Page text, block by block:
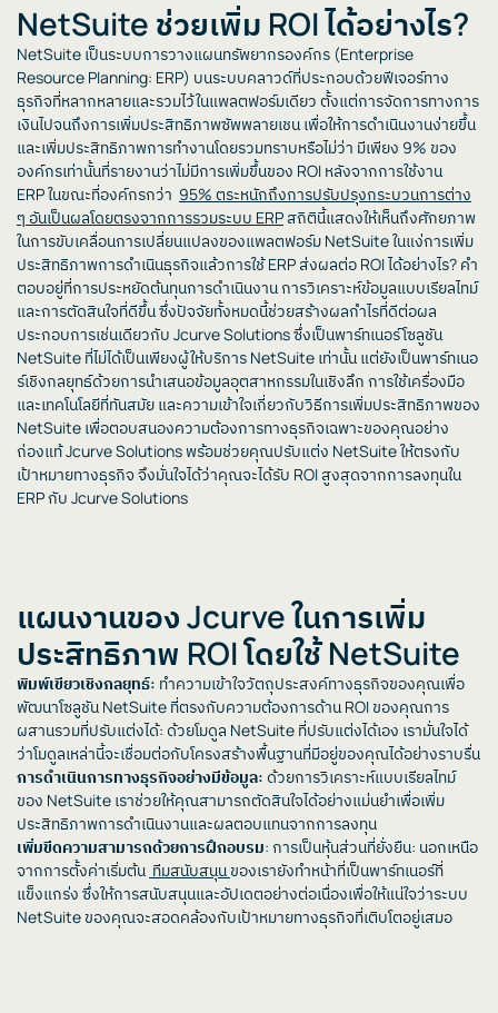
NetSuite ช่วยเพิ่ม ROI ได้อย่างไร?
NetSuite เป็นระบบการวางแผนทรัพยากรองค์กร (Enterprise
Resource Planning: ERP) บนระบบคลาวด์ที่ประกอบด้วยฟีเจอร์ทาง
ธุรกิจที่หลากหลายและรวมไว้ในแพลตฟอร์มเดียว ตั้งแต่การจัดการทางการ
เงินไปจนถึงการเพิ่มประสิทธิภาพซัพพลายเชน เพื่อให้การดำเนินงานง่ายขึ้น
และเพิ่มประสิทธิภาพการทำงานโดยรวมทราบหรือไม่ว่า มีเพียง 9% ของ
องค์กรเท่านั้นที่รายงานว่าไม่มีการเพิ่มขึ้นของ ROI หลังจากการใช้งาน
ERP ในขณะที่องค์กรกว่า 95% ตระหนักถึงการปรับปรุงกระบวนการต่าง
ๆ อันเป็นผลโดยตรงจากการรวมระบบ ERP สถิตินี้แสดงให้เห็นถึงศักยภาพ
ในการขับเคลื่อนการเปลี่ยนแปลงของแพลตฟอร์ม NetSuite ในแง่การเพิ่ม
ประสิทธิภาพการดำเนินธุรกิจแล้วการใช้ ERP ส่งผลต่อ ROI ได้อย่างไร? คำ
ตอบอยู่ที่การประหยัดต้นทุนการดำเนินงาน การวิเคราะห์ข้อมูลแบบเรียลไทม์
และการตัดสินใจที่ดีขึ้น ซึ่งปัจจัยทั้งหมดนี้ช่วยสร้างผลกำไรที่ดีต่อผล
ประกอบการเช่นเดียวกับ Jcurve Solutions ซึ่งเป็นพาร์ทเนอร์โซลูชัน
NetSuite ที่ไม่ได้เป็นเพียงผู้ให้บริการ NetSuite เท่านั้น แต่ยังเป็นพาร์ทเนอ
ร์เชิงกลยุทธ์ด้วยการนำเสนอข้อมูลอุตสาหกรรมในเชิงลึก การใช้เครื่องมือ
และเทคโนโลยีที่ทันสมัย และความเข้าใจเกี่ยวกับวิธีการเพิ่มประสิทธิภาพของ
NetSuite เพื่อตอบสนองความต้องการทางธุรกิจเฉพาะของคุณอย่าง
ถ่องแท้ Jcurve Solutions พร้อมช่วยคุณปรับแต่ง NetSuite ให้ตรงกับ
เป้าหมายทางธุรกิจ จึงมั่นใจได้ว่าคุณจะได้รับ ROI สูงสุดจากการลงทุนใน
ERP กับ Jcurve Solutions
แผนงานของ Jcurve ในการเพิ่ม
ประสิทธิภาพ ROI โดยใช้ NetSuite
พิมพ์เขียวเชิงกลยุทธ์: ทำความเข้าใจวัตถุประสงค์ทางธุรกิจของคุณเพื่อ
พัฒนาโซลูชัน NetSuite ที่ตรงกับความต้องการด้าน ROI ของคุณการ
ผสานรวมที่ปรับแต่งได้: ด้วยโมดูล NetSuite ที่ปรับแต่งได้เอง เรามั่นใจได้
ว่าโมดูลเหล่านี้จะเชื่อมต่อกับโครงสร้างพื้นฐานที่มีอยู่ของคุณได้อย่างราบรื่น
การดำเนินการทางธุรกิจอย่างมีข้อมูล: ด้วยการวิเคราะห์แบบเรียลไทม์
ของ NetSuite เราช่วยให้คุณสามารถตัดสินใจได้อย่างแม่นยำเพื่อเพิ่ม
ประสิทธิภาพการดำเนินงานและผลตอบแทนจากการลงทุน
เพิ่มขีดความสามารถด้วยการฝึกอบรม: การเป็นหุ้นส่วนที่ยั่งยืน: นอกเหนือ
จากการตั้งค่าเริ่มต้น ทีมสนับสนุน ของเรายังทำหน้าที่เป็นพาร์ทเนอร์ที่
แข็งแกร่ง ซึ่งให้การสนับสนุนและอัปเดตอย่างต่อเนื่องเพื่อให้แน่ใจว่าระบบ
NetSuite ของคุณจะสอดคล้องกับเป้าหมายทางธุรกิจที่เติบโตอยู่เสมอ